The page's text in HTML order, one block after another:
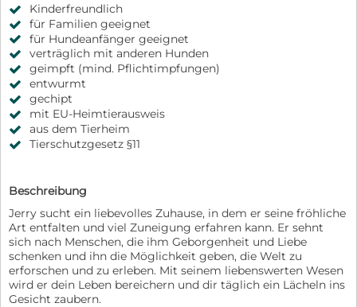
Kinderfreundlich
für Familien geeignet
für Hundeanfänger geeignet
verträglich mit anderen Hunden
geimpft (mind. Pflichtimpfungen)
entwurmt
gechipt
mit EU-Heimtierausweis
aus dem Tierheim
Tierschutzgesetz §11
Beschreibung
Jerry sucht ein liebevolles Zuhause, in dem er seine fröhliche
Art entfalten und viel Zuneigung erfahren kann. Er sehnt
sich nach Menschen, die ihm Geborgenheit und Liebe
schenken und ihn die Möglichkeit geben, die Welt zu
erforschen und zu erleben. Mit seinem liebenswerten Wesen
wird er dein Leben bereichern und dir täglich ein Lächeln ins
Gesicht zaubern.